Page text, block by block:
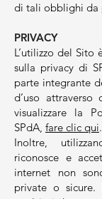
di tali obblighi da
PRIVACY
L’utilizzo del
sulla privacy di
parte integrante
d’uso attraverso
visualizzare la
SPdA, fare clic qui.
Inoltre,
riconosce e
internet non
private o sicure.